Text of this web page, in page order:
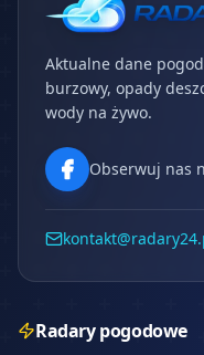
Aktualne dane
burzowy, opady
wody na żywo.
Obserwuj nas
Radary pogodowe